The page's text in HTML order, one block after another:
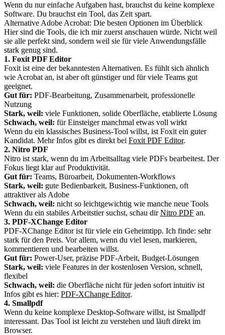
Wenn du nur einfache Aufgaben hast, brauchst du keine komplexe
Software. Du brauchst ein Tool, das Zeit spart.
Alternative Adobe Acrobat: Die besten Optionen im Überblick
Hier sind die Tools, die ich mir zuerst anschauen würde. Nicht weil
sie alle perfekt sind, sondern weil sie für viele Anwendungsfälle
stark genug sind.
1. Foxit PDF Editor
Foxit ist eine der bekanntesten Alternativen. Es fühlt sich ähnlich
wie Acrobat an, ist aber oft günstiger und für viele Teams gut
geeignet.
Gut für: PDF-Bearbeitung, Zusammenarbeit, professionelle
Nutzung
Stark, weil: viele Funktionen, solide Oberfläche, etablierte Lösung
Schwach, weil: für Einsteiger manchmal etwas voll wirkt
Wenn du ein klassisches Business-Tool willst, ist Foxit ein guter
Kandidat. Mehr Infos gibt es direkt bei Foxit PDF Editor.
2. Nitro PDF
Nitro ist stark, wenn du im Arbeitsalltag viele PDFs bearbeitest. Der
Fokus liegt klar auf Produktivität.
Gut für: Teams, Büroarbeit, Dokumenten-Workflows
Stark, weil: gute Bedienbarkeit, Business-Funktionen, oft
attraktiver als Adobe
Schwach, weil: nicht so leichtgewichtig wie manche neue Tools
Wenn du ein stabiles Arbeitstier suchst, schau dirNitro PDF an.
3. PDF-XChange Editor
PDF-XChange Editor ist für viele ein Geheimtipp. Ich finde: sehr
stark für den Preis. Vor allem, wenn du viel lesen, markieren,
kommentieren und bearbeiten willst.
Gut für: Power-User, präzise PDF-Arbeit, Budget-Lösungen
Stark, weil: viele Features in der kostenlosen Version, schnell,
flexibel
Schwach, weil: die Oberfläche nicht für jeden sofort intuitiv ist
Infos gibt es hier: PDF-XChange Editor.
4. Smallpdf
Wenn du keine komplexe Desktop-Software willst, ist Smallpdf
interessant. Das Tool ist leicht zu verstehen und läuft direkt im
Browser.